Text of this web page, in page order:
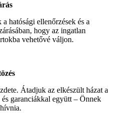
hatósági ellenőrzések és a
hogy az ingatlan
vehetővé váljon.
Átadjuk az elkészült házat a
garanciákkal együtt – Önnek